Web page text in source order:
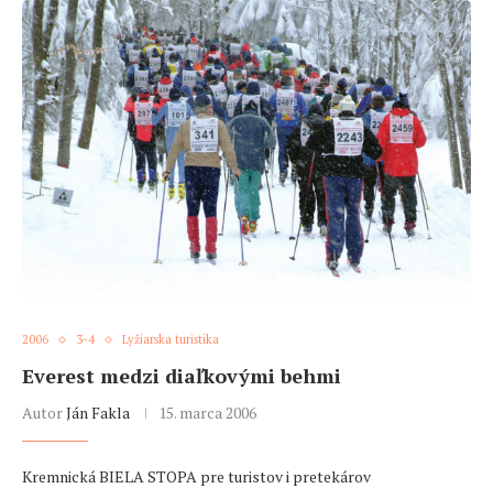
2006 3-4 Lyžiarska turistika
Everest medzi diaľkovými behmi
AutorJán Fakla 15. marca 2006
Kremnická BIELA STOPA pre turistov i pretekárov